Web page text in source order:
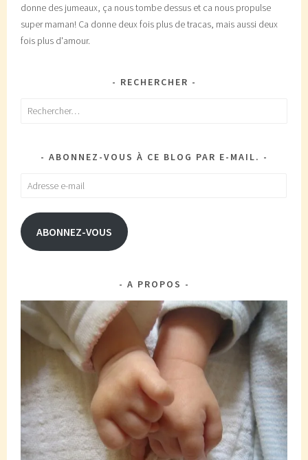
donne des jumeaux, ça nous tombe dessus et ca nous propulse
super maman! Ca donne deux fois plus de tracas, mais aussi deux
fois plus d'amour.
RECHERCHER
Rechercher :
ABONNEZ-VOUS À CE BLOG PAR E-MAIL.
Adresse
mail
ABONNEZ-VOUS
A PROPOS